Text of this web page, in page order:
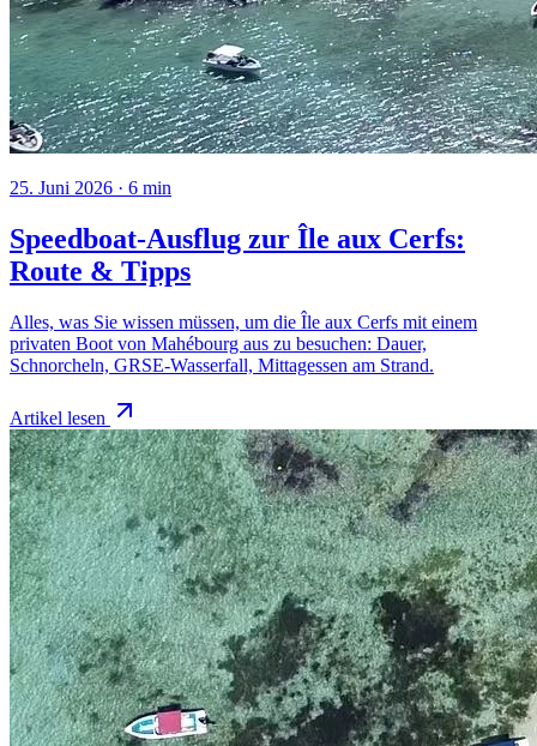
25. Juni 2026 · 6 min
Speedboat-Ausflug zur Île aux Cerfs:
Route & Tipps
Alles, was Sie wissen müssen, um die Île aux Cerfs mit einem
privaten Boot von Mahébourg aus zu besuchen: Dauer,
Schnorcheln, GRSE-Wasserfall, Mittagessen am Strand.
Artikel lesen